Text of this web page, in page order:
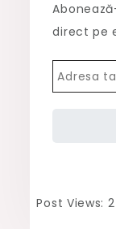
direct pe
Post Views: